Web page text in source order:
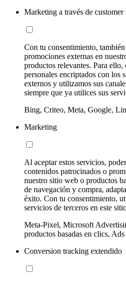
Marketing a través de customer
Con tu consentimiento,
promociones externas en
productos relevantes. Para ello,
personales encriptados con los
externos y utilizamos sus
siempre que ya utilices sus
Bing, Criteo, Meta, Google,
Marketing
Al aceptar estos servicios,
contenidos patrocinados o
nuestro sitio web o productos
de navegación y compra,
éxito. Con tu consentimiento,
servicios de terceros en este
Meta-Pixel, Microsoft
productos basadas en clics,
Conversion tracking extendido